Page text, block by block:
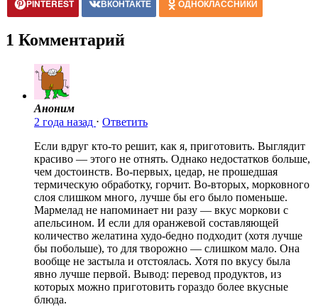
PINTEREST ВКОНТАКТЕ ОДНОКЛАССНИКИ
1 Комментарий
Аноним
2 года назад ⋅ Ответить
Если вдруг кто-то решит, как я, приготовить. Выглядит
красиво — этого не отнять. Однако недостатков больше,
чем достоинств. Во-первых, цедар, не прошедшая
термическую обработку, горчит. Во-вторых, морковного
слоя слишком много, лучше бы его было поменьше.
Мармелад не напоминает ни разу — вкус моркови с
апельсином. И если для оранжевой составляющей
количество желатина худо-бедно подходит (хотя лучше
бы побольше), то для творожно — слишком мало. Она
вообще не застыла и отстоялась. Хотя по вкусу была
явно лучше первой. Вывод: перевод продуктов, из
которых можно приготовить гораздо более вкусные
блюда.